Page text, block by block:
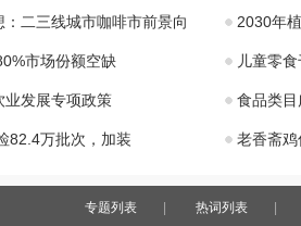
二三线城市咖啡市前景向 2030年
市场份额空缺 儿童零
业发展专项政策 食品类
82.4万批次，加装 老香斋鸡
专题列表 热词列表